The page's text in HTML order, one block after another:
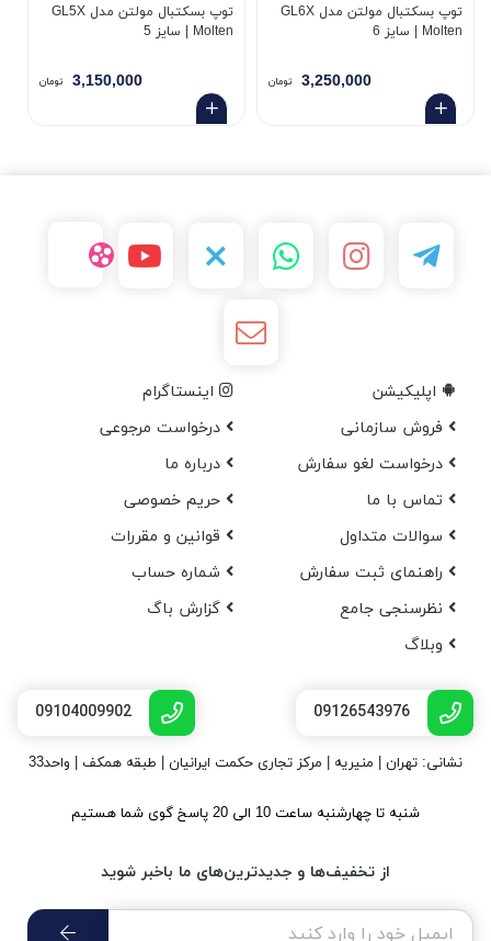
توپ بسکتبال مولتن مدل GL6X
Molten | سایز 6
3,250,000 تومان
توپ بسکتبال مولتن مدل GL5X
Molten | سایز 5
3,150,000 تومان
اپلیکیشن
اینستاگرام
فروش سازمانی
درخواست مرجوعی
درخواست لغو سفارش
در‌باره ما
تماس با ما
حریم خصوصی
سوالات متداول
قوانین و مقررات
راهنمای ثبت سفارش
شماره حساب
نظرسنجی جامع
گزارش باگ
وبلاگ
09126543976
09104009902
نشانی: تهران | منیریه | مرکز تجاری حکمت ایرانیان | طبقه همکف | واحد33
شنبه تا چهارشنبه ساعت 10 الی 20 پاسخ گوی شما هستیم
از تخفیف‌ها و جدیدترین‌های ما باخبر شوید